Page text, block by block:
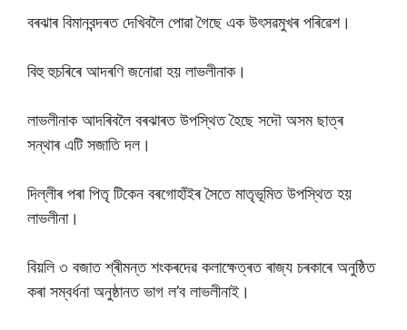
বৰঝাৰ বিমানবন্দৰত দেখিবলৈ পোৱা গৈছে এক উৎসৱমুখৰ পৰিৱেশ।
বিহু হুচৰিৰে আদৰণি জনোৱা হয় লাভলীনাক।
লাভলীনাক আদৰিবলৈ বৰঝাৰত উপস্থিত হৈছে সদৌ অসম ছাত্ৰ
সন্থাৰ এটি সজাতি দল।
দিল্লীৰ পৰা পিতৃ টিকেন বৰগোহাঁইৰ সৈতে মাতৃভূমিত উপস্থিত হয়
লাভলীনা।
বিয়লি ৩ বজাত শ্ৰীমন্ত শংকৰদেৱ কলাক্ষেত্ৰত ৰাজ্য চৰকাৰে অনুষ্ঠিত
কৰা সম্বৰ্ধনা অনুষ্ঠানত ভাগ ল’ব লাভলীনাই।